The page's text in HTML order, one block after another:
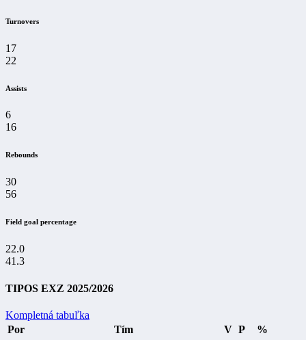
Turnovers
17
22
Assists
6
16
Rebounds
30
56
Field goal percentage
22.0
41.3
TIPOS EXZ 2025/2026
Kompletná tabuľka
Por
Tím V P %